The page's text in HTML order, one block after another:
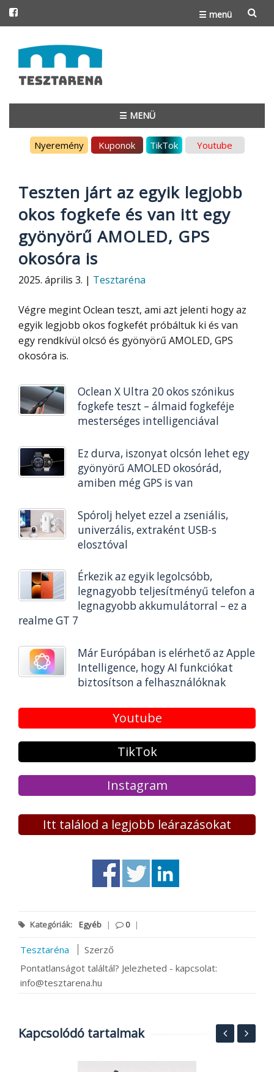
☰ menü
to
content
☰ MENÜ
Nyeremény Kuponok TikTok Youtube
Teszten járt az egyik legjobb
okos fogkefe és van itt egy
gyönyörű AMOLED, GPS
okosóra is
2025. április 3. | Tesztaréna
Végre megint Oclean teszt, ami azt jelenti hogy az
egyik legjobb okos fogkefét próbáltuk ki és van
egy rendkívül olcsó és gyönyörű AMOLED, GPS
okosóra is.
Oclean X Ultra 20 okos szónikus
fogkefe teszt – álmaid fogkeféje
mesterséges intelligenciával
Ez durva, iszonyat olcsón lehet egy
gyönyörű AMOLED okosórád,
amiben még GPS is van
Spórolj helyet ezzel a zseniális,
univerzális, extraként USB-s
elosztóval
Érkezik az egyik legolcsóbb,
legnagyobb teljesítményű telefon a
legnagyobb akkumulátorral – ez a
realme GT 7
Már Európában is elérhető az Apple
Intelligence, hogy AI funkciókat
biztosítson a felhasználóknak
Youtube
TikTok
Instagram
Itt találod a legjobb leárazásokat
Kategóriák: Egyéb | 0 |
Tesztaréna
Szerző
Pontatlanságot találtál? Jelezheted - kapcsolat:
info@tesztarena.hu
Kapcsolódó tartalmak